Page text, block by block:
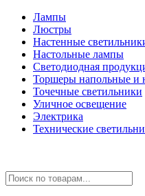
Лампы
Люстры
Настенные
Настольные лампы
Светодиодная
Торшеры напольные и
Точечные светильники
Уличное освещение
Электрика
Технические